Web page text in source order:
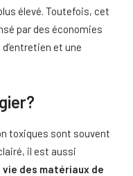
élevé. Toutefois, cet
par des économies
et une
toxiques sont souvent
il est aussi
vie des matériaux de